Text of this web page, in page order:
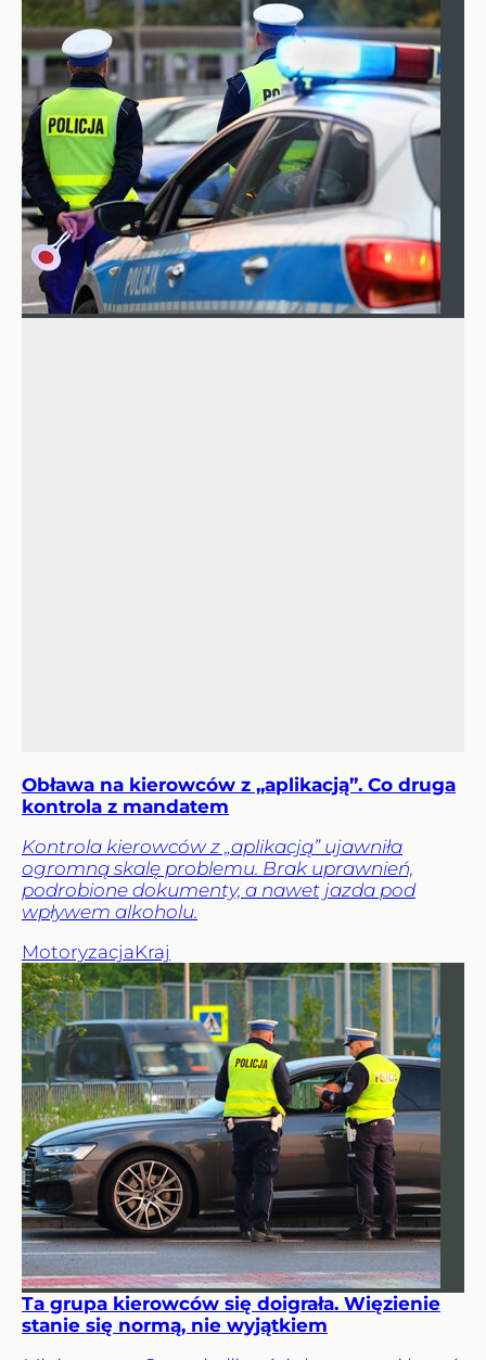
Obława na kierowców z „aplikacją”. Co druga
kontrola z mandatem
Kontrola kierowców z „aplikacją” ujawniła
ogromną skalę problemu. Brak uprawnień,
podrobione dokumenty, a nawet jazda pod
wpływem alkoholu.
MotoryzacjaKraj
Ta grupa kierowców się doigrała. Więzienie
stanie się normą, nie wyjątkiem